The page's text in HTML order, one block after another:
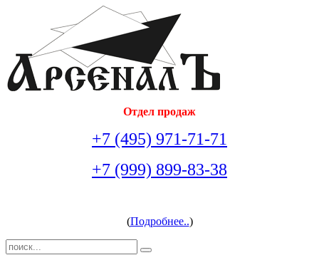
Отдел продаж
+7 (495) 971-71-71
+7 (999) 899-83-38
(Подробнее..)